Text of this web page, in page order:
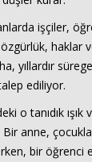
işçiler,
haklar
yıllardır
ediliyor.
o tanıdık ışık
anne,
bir öğrenci